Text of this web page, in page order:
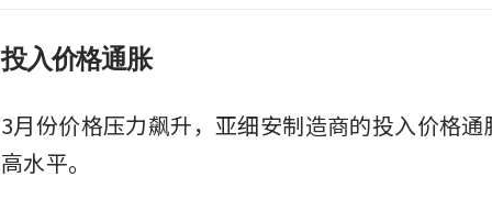
投入价格通胀
3月份价格压力飙升，亚细安制造商的投入价格
高水平。